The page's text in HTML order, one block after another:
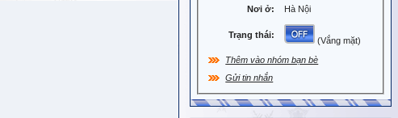
Nơi ở: Hà Nội
Trạng thái:
(Vắng mặt)
Thêm vào nhóm bạn bè
Gửi tin nhắn